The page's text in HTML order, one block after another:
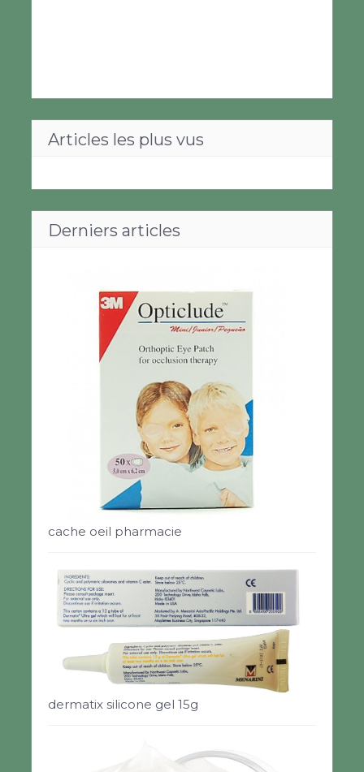
Articles les plus vus
Derniers articles
cache oeil pharmacie
dermatix silicone gel 15g